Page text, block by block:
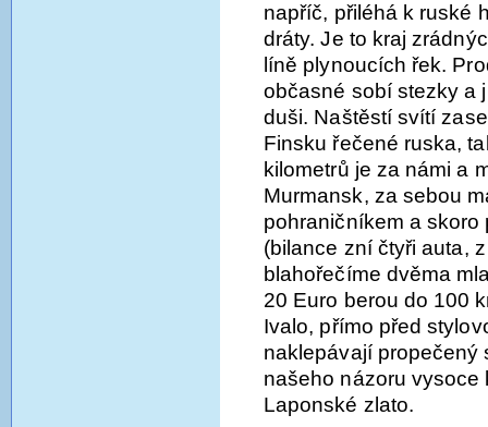
napříč, přiléhá k ruské
dráty. Je to kraj
líně plynoucích řek.
občasné sobí stezky a
duši. Naštěstí svítí
Finsku řečené ruska,
kilometrů je za námi a
Murmansk, za sebou
pohraničníkem a
(bilance zní čtyři auta,
blahořečíme dvěma
20 Euro berou do 100
Ivalo, přímo před
naklepávají propečený
našeho názoru vysoce
Laponské zlato.